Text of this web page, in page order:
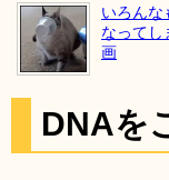
いろんな
なってし
画
DNAを